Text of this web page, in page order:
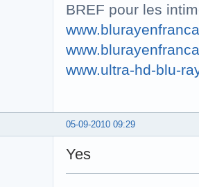
BREF pour les
www.ultra-hd-blu-
05-09-2010 09:29
Yes